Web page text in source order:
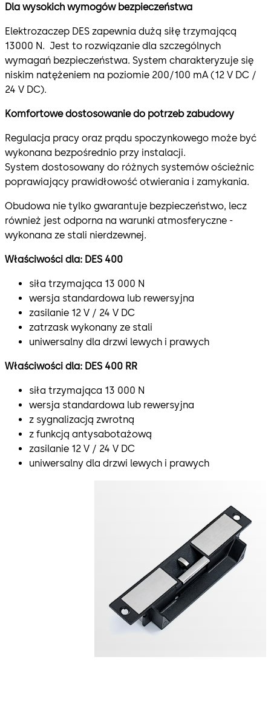
Dla wysokich wymogów bezpieczeństwa
Elektrozaczep DES zapewnia dużą siłę trzymającą
13000 N. Jest to rozwiązanie dla szczególnych
wymagań bezpieczeństwa. System charakteryzuje się
niskim natężeniem na poziomie 200/100 mA (12 V DC /
24 V DC).
Komfortowe dostosowanie do potrzeb zabudowy
Regulacja pracy oraz prądu spoczynkowego może być
wykonana bezpośrednio przy instalacji.
System dostosowany do różnych systemów ościeżnic
poprawiający prawidłowość otwierania i zamykania.
Obudowa nie tylko gwarantuje bezpieczeństwo, lecz
również jest odporna na warunki atmosferyczne -
wykonana ze stali nierdzewnej.
Właściwości dla: DES 400
siła trzymająca 13 000 N
wersja standardowa lub rewersyjna
zasilanie 12 V / 24 V DC
zatrzask wykonany ze stali
uniwersalny dla drzwi lewych i prawych
Właściwości dla: DES 400 RR
siła trzymająca 13 000 N
wersja standardowa lub rewersyjna
z sygnalizacją zwrotną
z funkcją antysabotażową
zasilanie 12 V / 24 V DC
uniwersalny dla drzwi lewych i prawych